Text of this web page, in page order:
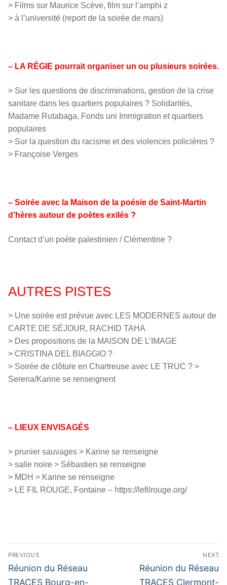
> Films sur Maurice Scève, film sur l’amphi z
> à l’université (report de la soirée de mars)
– LA RÉGIE pourrait organiser un ou plusieurs soirées.
> Sur les questions de discriminations, gestion de la crise
sanitare dans les quartiers populaires ? Solidarités,
Madame Rutabaga, Fonds uni Immigration et quartiers
populaires
> Sur la question du racisme et des violences policières ?
> Françoise Verges
– Soirée avec la Maison de la poésie de Saint-Martin
d’hères autour de poètes exilés ?
Contact d’un poète palestinien / Clémentine ?
AUTRES PISTES
> Une soirée est prévue avec LES MODERNES autour de
CARTE DE SÉJOUR, RACHID TAHA
> Des propositions de la MAISON DE L’IMAGE
> CRISTINA DEL BIAGGIO ?
> Soirée de clôture en Chartreuse avec LE TRUC ? >
Serena/Karine se renseignent
– LIEUX ENVISAGÉS
> prunier sauvages > Karine se renseigne
> salle noire > Sébastien se renseigne
> MDH > Karine se renseigne
> LE FIL ROUGE, Fontaine – https://lefilrouge.org/
Navigation
de
PREVIOUS
Previous
post:
Réunion du Réseau
TRACES Bourg-en-
NEXT
Next
post:
Réunion du Réseau
TRACES Clermont-